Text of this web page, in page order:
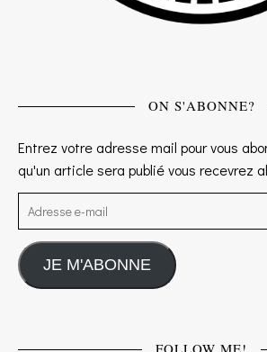
ON S'ABONNE?
Entrez votre adresse mail pour vous
qu'un article sera publié vous recevrez
Adresse e-mail
JE M'ABONNE